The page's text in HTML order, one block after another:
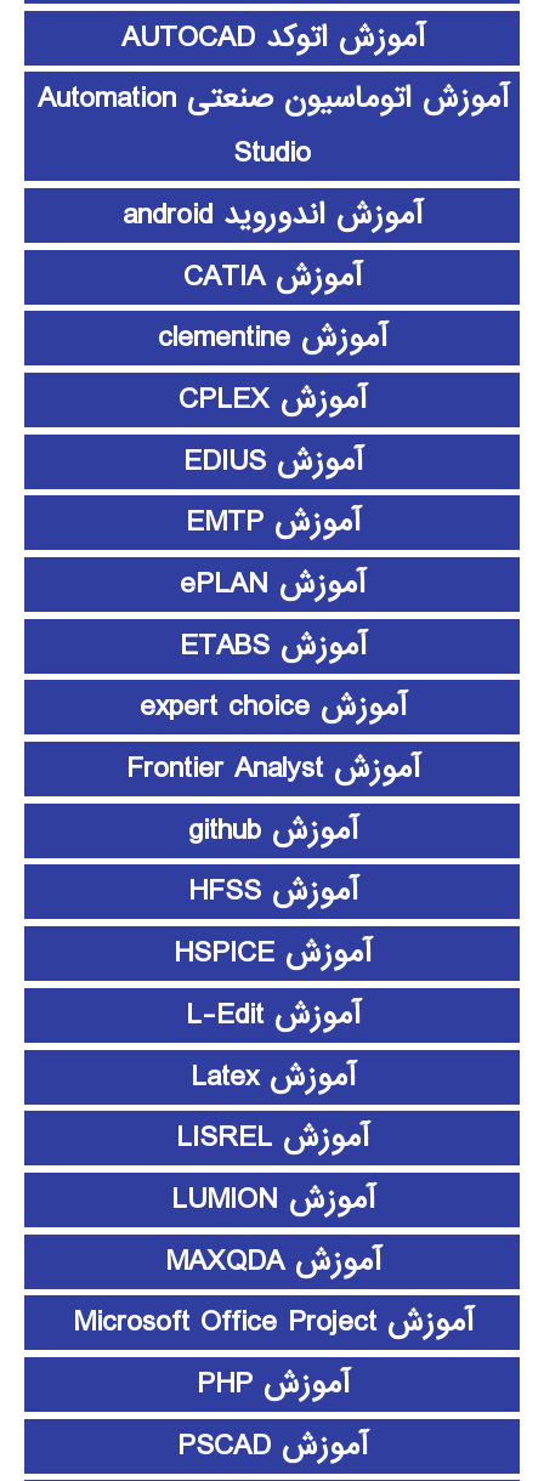
آموزش اتوکد AUTOCAD
آموزش اتوماسیون صنعتی Automation
Studio
آموزش اندوروید android
آموزش CATIA
آموزش clementine
آموزش CPLEX
آموزش EDIUS
آموزش EMTP
آموزش ePLAN
آموزش ETABS
آموزش expert choice
آموزش Frontier Analyst
آموزش github
آموزش HFSS
آموزش HSPICE
آموزش L-Edit
آموزش Latex
آموزش LISREL
آموزش LUMION
آموزش MAXQDA
آموزش Microsoft Office Project
آموزش PHP
آموزش PSCAD